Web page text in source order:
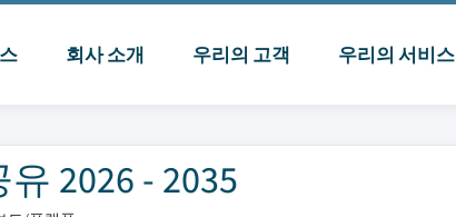
회사 소개 우리의 고객 우리의 서비스
2026 - 2035